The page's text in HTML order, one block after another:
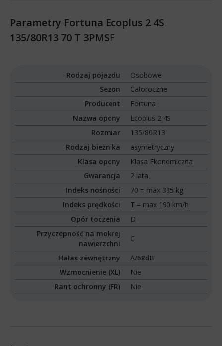
Parametry Fortuna Ecoplus 2 4S
135/80R13 70 T 3PMSF
Rodzaj pojazdu
Osobowe
Sezon
Całoroczne
Producent
Fortuna
Nazwa opony
Ecoplus 2 4S
Rozmiar
135/80R13
Rodzaj bieżnika
asymetryczny
Klasa opony
Klasa Ekonomiczna
Gwarancja
2 lata
Indeks nośności
70 = max 335 kg
Indeks prędkości
T = max 190 km/h
Opór toczenia
D
Przyczepność na mokrej
nawierzchni
C
Hałas zewnętrzny
A/68dB
Wzmocnienie (XL)
Nie
Rant ochronny (FR)
Nie